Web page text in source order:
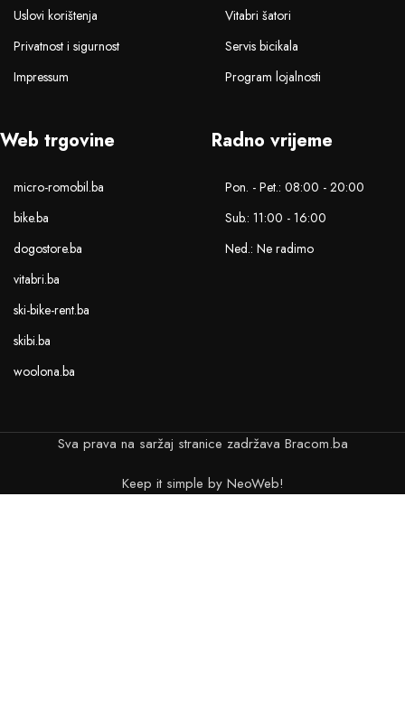
Uslovi korištenja
Privatnost i sigurnost
Impressum
Vitabri šatori
Servis bicikala
Program lojalnosti
Web trgovine
micro-romobil.ba
bike.ba
dogostore.ba
vitabri.ba
ski-bike-rent.ba
skibi.ba
woolona.ba
Radno vrijeme
Pon. - Pet.: 08:00 - 20:00
Sub.: 11:00 - 16:00
Ned.: Ne radimo
Sva prava na saržaj stranice zadržava Bracom.ba
Keep it simple by NeoWeb!